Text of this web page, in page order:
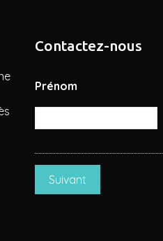
Contactez-nous
Prénom